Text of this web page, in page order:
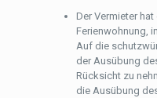
Der Vermieter
Ferienwohnung,
Auf die
der Ausübung
Rücksicht zu
die Ausübung